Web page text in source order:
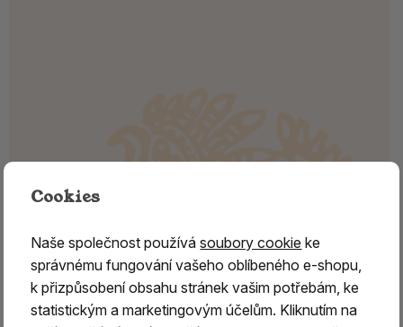
Cookies
Naše společnost používásoubory cookie ke
správnému fungování vašeho oblíbeného e-shopu,
k přizpůsobení obsahu stránek vašim potřebám, ke
statistickým a marketingovým účelům. Kliknutím na